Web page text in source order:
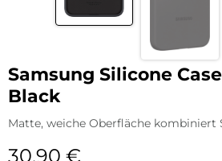
Samsung Silicone
Black
Matte, weiche Oberfläche
30,90 €